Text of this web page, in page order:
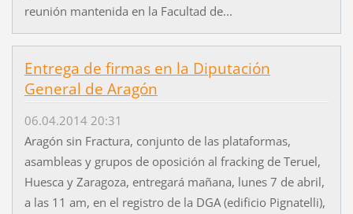
reunión mantenida en la Facultad de...
Entrega de firmas en la Diputación
General de Aragón
06.04.2014 20:31
Aragón sin Fractura, conjunto de las plataformas,
asambleas y grupos de oposición al fracking de Teruel,
Huesca y Zaragoza, entregará mañana, lunes 7 de abril,
a las 11 am, en el registro de la DGA (edificio Pignatelli),